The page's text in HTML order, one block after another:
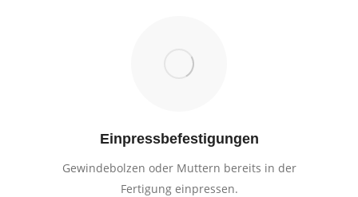
Einpressbefestigungen
Gewindebolzen oder Muttern bereits in der
Fertigung einpressen.